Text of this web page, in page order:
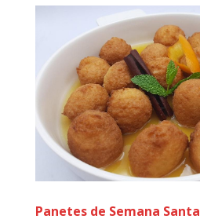
Panetes de Semana Santa